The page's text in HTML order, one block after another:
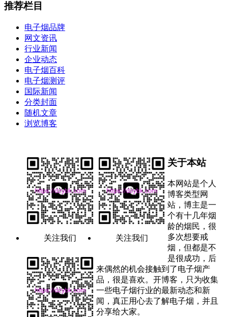
推荐栏目
电子烟品牌
网文资讯
行业新闻
企业动态
电子烟百科
电子烟测评
国际新闻
分类封面
随机文章
浏览博客
关注我们 关注我们
关于本站
本网站是个人
博客类型网
站，博主是一
个有十几年烟
龄的烟民，很
多次想要戒
烟，但都是不
是很成功，后
来偶然的机会接触到了电子烟产
品，很是喜欢。开博客，只为收集
一些电子烟行业的最新动态和新
闻，真正用心去了解电子烟，并且
分享给大家。